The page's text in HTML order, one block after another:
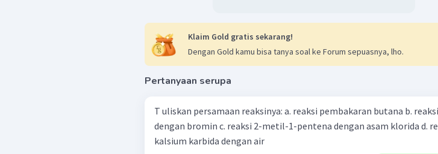
Klaim Gold gratis sekarang!
Dengan Gold kamu bisa tanya soal ke Forum sepuasnya, lho.
Pertanyaan serupa
T uliskan persamaan reaksinya: a. reaksi pembakaran butana b. reaksi etena
dengan bromin c. reaksi 2-metil-1-pentena dengan asam klorida d. reaksi
kalsium karbida dengan air